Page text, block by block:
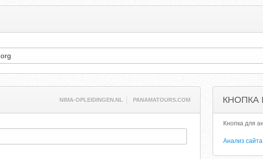
NIMA-OPLEIDINGEN.NL PANAMATOURS.COM КНОПКА
Кнопка для
Анализ сайта